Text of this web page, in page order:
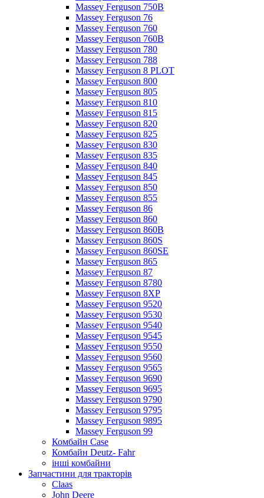
Massey Ferguson 750B
Massey Ferguson 76
Massey Ferguson 760
Massey Ferguson 760B
Massey Ferguson 780
Massey Ferguson 788
Massey Ferguson 8 PLOT
Massey Ferguson 800
Massey Ferguson 805
Massey Ferguson 810
Massey Ferguson 815
Massey Ferguson 820
Massey Ferguson 825
Massey Ferguson 830
Massey Ferguson 835
Massey Ferguson 840
Massey Ferguson 845
Massey Ferguson 850
Massey Ferguson 855
Massey Ferguson 86
Massey Ferguson 860
Massey Ferguson 860B
Massey Ferguson 860S
Massey Ferguson 860SE
Massey Ferguson 865
Massey Ferguson 87
Massey Ferguson 8780
Massey Ferguson 8XP
Massey Ferguson 9520
Massey Ferguson 9530
Massey Ferguson 9540
Massey Ferguson 9545
Massey Ferguson 9550
Massey Ferguson 9560
Massey Ferguson 9565
Massey Ferguson 9690
Massey Ferguson 9695
Massey Ferguson 9790
Massey Ferguson 9795
Massey Ferguson 9895
Massey Ferguson 99
Комбайн Case
Комбайн Deutz- Fahr
інші комбайни
Запчастини для тракторів
Claas
John Deere